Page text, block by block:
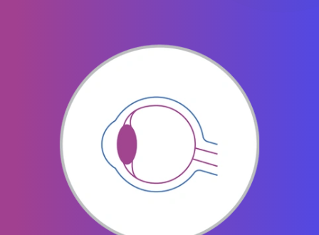
عيون الاطفال المنتفخه